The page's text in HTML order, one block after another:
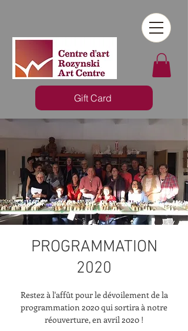
Gift Card
PROGRAMMATION
2020
Restez à l'affût pour le dévoilement de la
programmation 2020 qui sortira à notre
réouverture, en avril 2020 !